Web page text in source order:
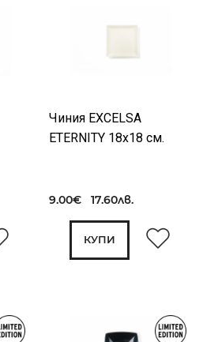
Чиния EXCELSA
ETERNITY 18x18 см.
9.00€ 17.60лв.
КУПИ